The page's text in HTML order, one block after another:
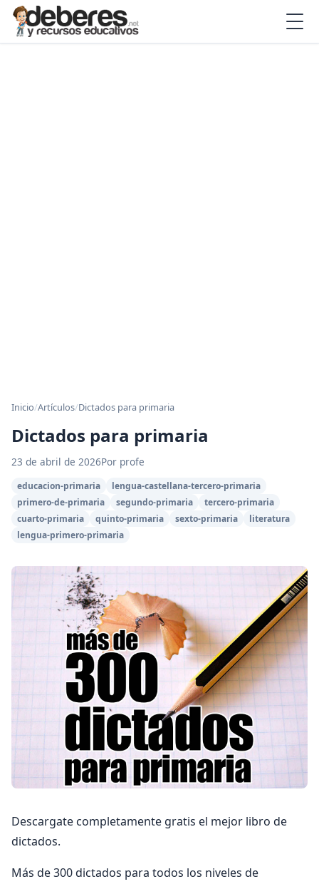
Inicio/Artículos/Dictados para primaria
Dictados para primaria
23 de abril de 2026Por profe
educacion-primaria
lengua-castellana-tercero-primaria
primero-de-primaria
segundo-primaria
tercero-primaria
cuarto-primaria
quinto-primaria sexto-primaria
literatura
lengua-primero-primaria
Descargate completamente gratis el mejor libro de
dictados.
Más de 300 dictados para todos los niveles de